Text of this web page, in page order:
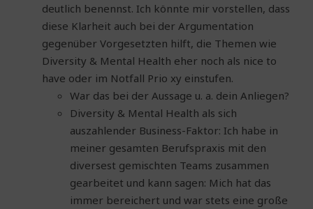
deutlich benennst. Ich könnte mir vorstellen, dass
diese Klarheit auch bei der Argumentation
gegenüber Vorgesetzten hilft, die Themen wie
Diversity & Mental Health eher noch als nice to
have oder im Notfall Prio xy einstufen.
War das bei der Aussage u. a. dein Anliegen?
Diversity & Mental Health als sich
auszahlender Business-Faktor: Ich habe in
meiner gesamten Berufspraxis mit den
diversest gemischten Teams zusammen
gearbeitet und kann sagen: Mich hat das
immer bereichert und war stets eine große